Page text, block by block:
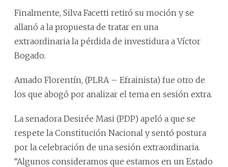
Finalmente, Silva Facetti retiró su moción y se
allanó a la propuesta de tratar en una
extraordinaria la pérdida de investidura a Víctor
Bogado.
Amado Florentín, (PLRA – Efrainista) fue otro de
los que abogó por analizar el tema en sesión extra.
La senadora Desirée Masi (PDP) apeló a que se
respete la Constitución Nacional y sentó postura
por la celebración de una sesión extraordinaria.
“Algunos consideramos que estamos en un Estado